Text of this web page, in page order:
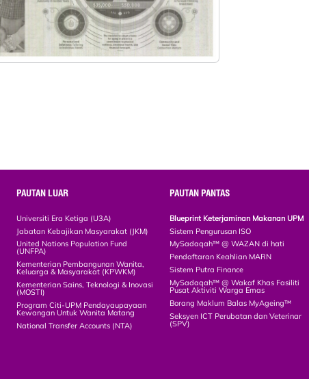
PAUTAN LUAR
Universiti Era Ketiga (U3A)
Jabatan Kebajikan Masyarakat (JKM)
United Nations Population Fund
(UNFPA)
Kementerian Pembangunan Wanita,
Keluarga & Masyarakat (KPWKM)
Kementerian Sains, Teknologi & Inovasi
(MOSTI)
Program Citi-UPM Pendayaupayaan
Kewangan Untuk Wanita Matang
National Transfer Accounts (NTA)
PAUTAN PANTAS
Blueprint Keterjaminan Makanan UPM
Sistem Pengurusan ISO
MySadaqah™ @ WAZAN di hati
Pendaftaran Keahlian MARN
Sistem Putra Finance
MySadaqah™ @ Wakaf Khas Fasiliti
Pusat Aktiviti Warga Emas
Borang Maklum Balas MyAgeing™
Seksyen ICT Perubatan dan Veterinar
(SPV)